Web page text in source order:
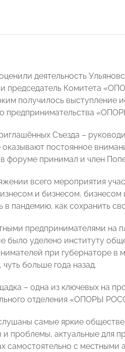
деятельность
и председатель Комитета
получилось
предпринимательства
Съезда –
постоянное
в форуме принимал и член
всего мероприятия
и бизнесом,
в пандемию, как сохранить
предпринимателями на
было уделено институту
при губернаторе в
чуть больше года назад.
– одна из ключевых на
отделения «ОПОРЫ
самые яркие
и проблемы, актуальные для
самостоятельно с